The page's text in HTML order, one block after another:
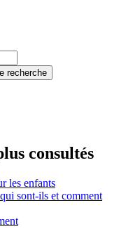
recherche
consultés
les enfants
sont-ils et comment